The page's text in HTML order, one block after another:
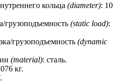
кольца (diameter): 10
грузоподъемность (static load):
грузоподъемность (dynamic
(material): сталь.
кг.